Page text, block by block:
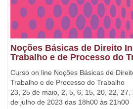
Noções Básicas de Direito
Trabalho e de Processo do
Curso on line Noções Básicas de
Trabalho e de Processo do Trabalho
23, 25 de maio, 2, 5, 6, 15, 20, 22, 27,
de julho de 2023 das 18h00 às 21h00